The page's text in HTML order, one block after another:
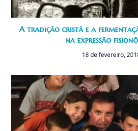
A tradição cristã e a
na expressão
18 de fevereiro,